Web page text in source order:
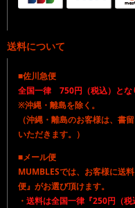
送料について
■佐川急便
全国一律 750円（税込）とな
※沖縄・離島を除く。
（沖縄・離島のお客様は、書
いただきます。）
■メール便
MUMBLESでは、お客様に送
便』がお選び頂けます。
・ 送料は全国一律『250円（税